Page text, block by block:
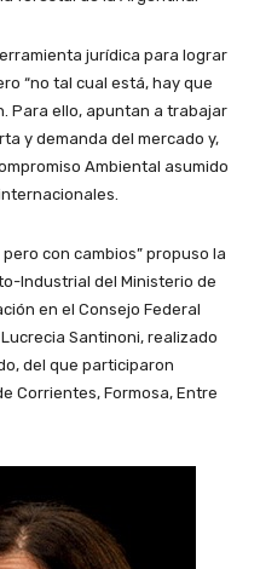
jurídica para lograr
“no tal cual está, hay que
Para ello, apuntan a trabajar
y demanda del mercado y,
Ambiental asumido
con cambios” propuso la
Industrial del Ministerio de
en el Consejo Federal
Santinoni, realizado
del que participaron
Corrientes, Formosa, Entre